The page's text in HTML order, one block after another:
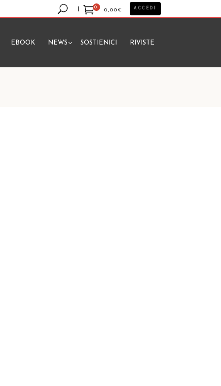
0
0,00€
prodotto nel carrello.
ACCEDI
EBOOK NEWS SOSTIENICI RIVISTE